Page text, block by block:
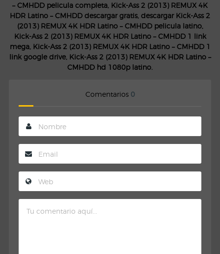
– CMHDD pelicula completa, Kick-Ass 2 (2013) REMUX 4K
HDR Latino – CMHDD descargar gratis, descargar Kick-Ass 2
(2013) REMUX 4K HDR Latino – CMHDD pelicula latino,
Kick-Ass 2 (2013) REMUX 4K HDR Latino – CMHDD 1 link
mega, Kick-Ass 2 (2013) REMUX 4K HDR Latino – CMHDD 1
link google drive, Kick-Ass 2 (2013) REMUX 4K HDR Latino –
CMHDD hd 1080p latino.
Comentarios 0